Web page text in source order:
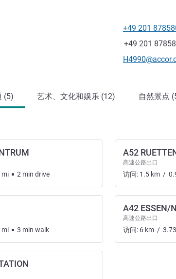
电话
+49 201
传真
+49 201
联系电子邮件
(5) 艺术、文化和娱乐 (12) 自然景点
mi 2 min drive
mi 3 min walk
A52
高速公路出口
访问: 1.5 km /
A42 ESSEN/
高速公路出口
访问: 6 km / 3.73